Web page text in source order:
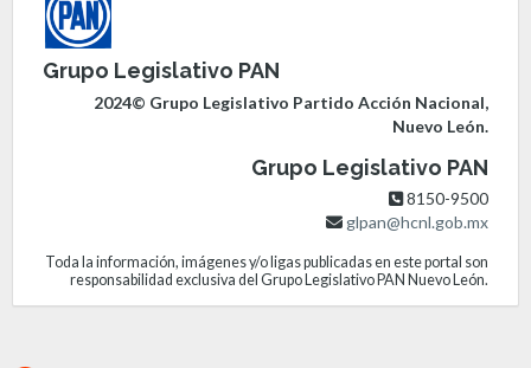
Grupo Legislativo PAN
2024© Grupo Legislativo Partido Acción Nacional,
Nuevo León.
Grupo Legislativo PAN
8150-9500
glpan@hcnl.gob.mx
Toda la información, imágenes y/o ligas publicadas en este portal son
responsabilidad exclusiva del Grupo Legislativo PAN Nuevo León.